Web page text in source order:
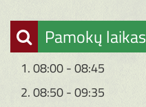
Pamokų laikas
1. 08:00 - 08:45
2. 08:50 - 09:35